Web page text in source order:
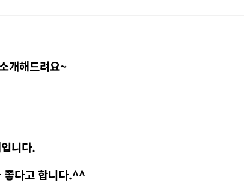
개해드려요~
니다.
좋다고 합니다.^^